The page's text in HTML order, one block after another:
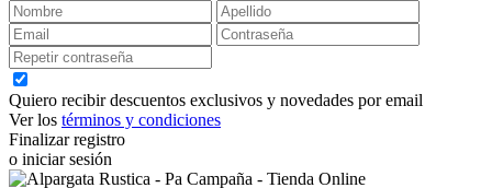
Quiero recibir descuentos exclusivos y novedades por email
Ver los términos y condiciones
Finalizar registro
o iniciar sesión